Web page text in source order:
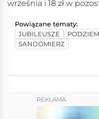
września i 18 zł w
Powiązane tematy:
JUBILEUSZE
SANDOMIERZ
REKLAMA